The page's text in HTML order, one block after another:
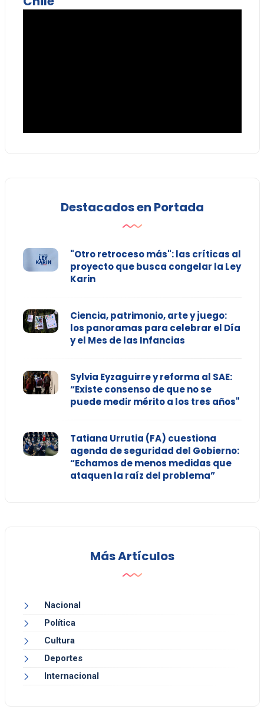
Destacados en Portada
"Otro retroceso más": las críticas al
proyecto que busca congelar la Ley
Karin
Ciencia, patrimonio, arte y juego:
los panoramas para celebrar el Día
y el Mes de las Infancias
Sylvia Eyzaguirre y reforma al SAE:
“Existe consenso de que no se
puede medir mérito a los tres años"
Tatiana Urrutia (FA) cuestiona
agenda de seguridad del Gobierno:
“Echamos de menos medidas que
ataquen la raíz del problema”
Más Artículos
Nacional
Política
Cultura
Deportes
Internacional